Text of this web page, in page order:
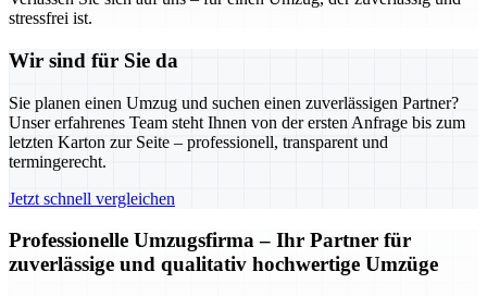
stressfrei ist.
Wir sind für Sie da
Sie planen einen Umzug und suchen einen zuverlässigen Partner?
Unser erfahrenes Team steht Ihnen von der ersten Anfrage bis zum
letzten Karton zur Seite – professionell, transparent und
termingerecht.
Jetzt schnell vergleichen
Professionelle Umzugsfirma – Ihr Partner für
zuverlässige und qualitativ hochwertige Umzüge